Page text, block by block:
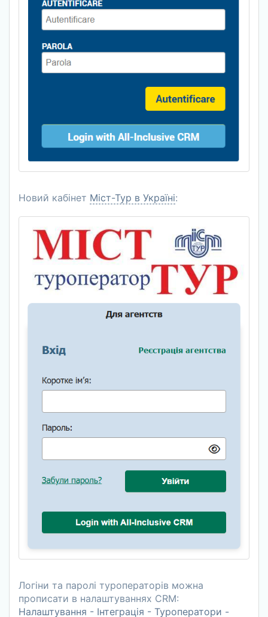
Новий кабінет Міст-Тур в Україні:
Логіни та паролі туроператорів можна
прописати в налаштуваннях CRM:
Налаштування - Інтеграція - Туроператори -